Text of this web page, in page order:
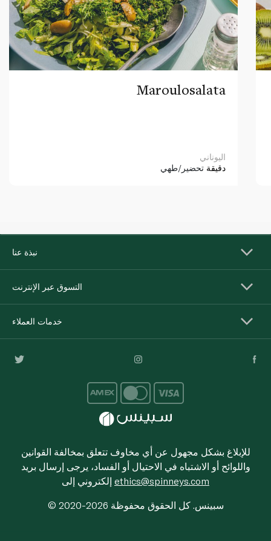
Maroulosalata
اليوناني
دقيقة تحضير/طهي
نبذة عنا
التسوق عبر الإنترنت
خدمات العملاء
للإبلاغ بشكل مجهول عن أي مخاوف تتعلق بمخالفة القوانين
واللوائح أو الاشتباه في الاحتيال أو الفساد، يرجى إرسال بريد
ethics@spinneys.com
© 2020-2026 سبينس. كل الحقوق محفوظة